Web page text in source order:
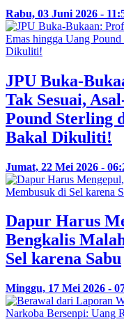
Rabu, 03 Juni 2026 -
JPU Buka-
Tak Sesuai,
Pound Sterling
Bakal Dikuliti!
Jumat, 22 Mei 2026 -
Dapur Harus
Bengkalis
Sel karena Sabu
Minggu, 17 Mei 2026 -